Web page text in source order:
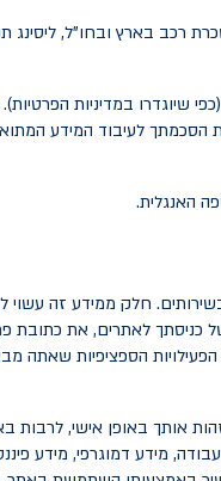
של תחומים כגון השכרת רכב בארץ ובחו"ל,
במדיניות
לעיבוד המידע המתואר
האנגלית.
חלק ממידע זה עשוי
לאתרים, את כתובת
הספציפיות שאתה
אותך באופן אישי,
מידע דמוגרפי, מידע